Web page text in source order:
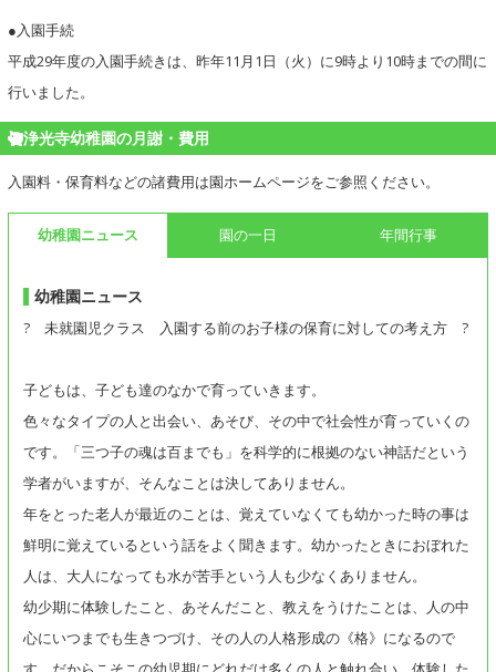
●入園手続
平成29年度の入園手続きは、昨年11月1日（火）に9時より10時までの間に
行いました。
浄光寺幼稚園の月謝・費用
入園料・保育料などの諸費用は園ホームページをご参照ください。
幼稚園ニュース 園の一日 年間行事
幼稚園ニュース
? 未就園児クラス 入園する前のお子様の保育に対しての考え方 ?
子どもは、子ども達のなかで育っていきます。
色々なタイプの人と出会い、あそび、その中で社会性が育っていくの
です。「三つ子の魂は百までも」を科学的に根拠のない神話だという
学者がいますが、そんなことは決してありません。
年をとった老人が最近のことは、覚えていなくても幼かった時の事は
鮮明に覚えているという話をよく聞きます。幼かったときにおぼれた
人は、大人になっても水が苦手という人も少なくありません。
幼少期に体験したこと、あそんだこと、教えをうけたことは、人の中
心にいつまでも生きつづけ、その人の人格形成の《格》になるので